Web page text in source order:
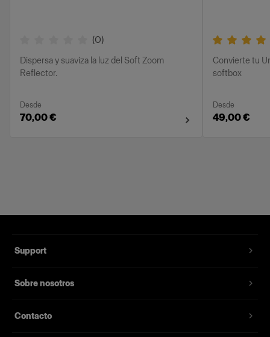
(0)
Dispersa y suaviza la luz del Soft Zoom
Reflector.
Desde
70,00 €
Convierte tu
softbox
Desde
49,00 €
Support
Sobre nosotros
Contacto